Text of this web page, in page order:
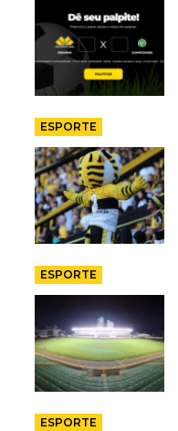
ESPORTE
ESPORTE
ESPORTE